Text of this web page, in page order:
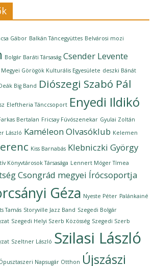
Gábor Balkán Táncegyüttes Belvárosi mozi
Bolgár Baráti Társaság Csender Levente
Megyei Görögök Kulturális Egyesülete deszki Bánát
Big Band Diószegi Szabó Pál
Eleftheria Tánccsoport Enyedi Ildikó
Bertalan Fricsay Fúvószenekar Gyulai Zoltán
László Kaméleon Olvasóklub Kelemen
Kiss Barnabás Klebniczki György
Könyvtárosok Társasága Lennert Móger Tímea
Csongrád megyei Írócsoportja
Géza Nyeste Péter Palánkainé
Tamás Storyville Jazz Band Szegedi Bolgár
Szegedi Helyi Szerb Közösség Szegedi Szerb
Szeltner László Szilasi László
Napsugár Otthon Újszászi